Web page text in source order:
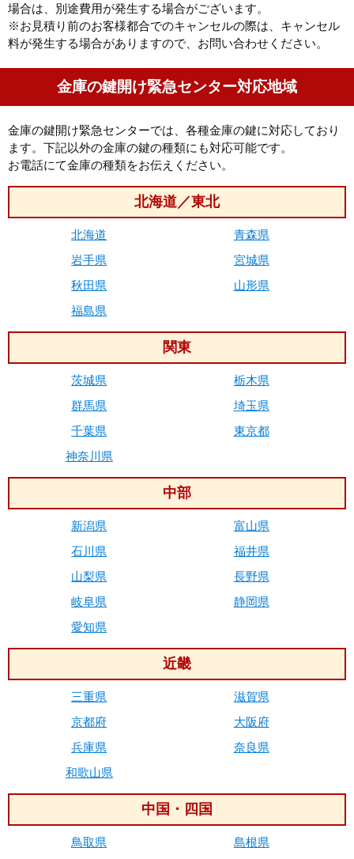
場合は、別途費用が発生する場合がございます。
※お見積り前のお客様都合でのキャンセルの際は、キャンセル
料が発生する場合がありますので、お問い合わせください。
金庫の鍵開け緊急センター対応地域
金庫の鍵開け緊急センターでは、各種金庫の鍵に対応しており
ます。下記以外の金庫の鍵の種類にも対応可能です。
お電話にて金庫の種類をお伝えください。
北海道／東北
北海道
青森県
岩手県
宮城県
秋田県
山形県
福島県
関東
茨城県
栃木県
群馬県
埼玉県
千葉県
東京都
神奈川県
中部
新潟県
富山県
石川県
福井県
山梨県
長野県
岐阜県
静岡県
愛知県
近畿
三重県
滋賀県
京都府
大阪府
兵庫県
奈良県
和歌山県
中国・四国
鳥取県
島根県